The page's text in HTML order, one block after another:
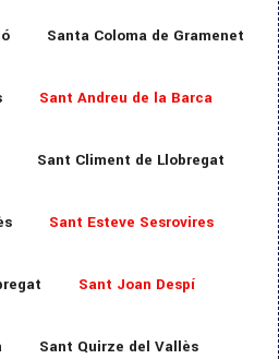
Santa Coloma de Gramenet
Sant Andreu de la Barca
Sant Climent de Llobregat
Sant Esteve Sesrovires
Sant Joan Despí
Sant Quirze del Vallès